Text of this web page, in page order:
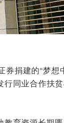
捐建的“梦想
同业合作扶